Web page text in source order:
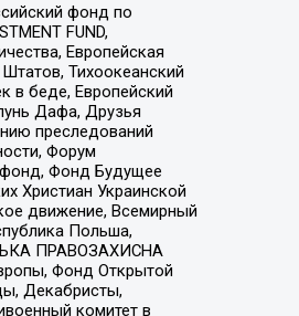
фонд по
FUND,
Европейская
Тихоокеанский
в беде, Европейский
Дафа, Друзья
преследований
Форум
фонд, Фонд Будущее
Христиан Украинской
движение, Всемирный
Польша,
ПРАВОЗАХИСНА
Фонд Открытой
Декабристы,
комитет в